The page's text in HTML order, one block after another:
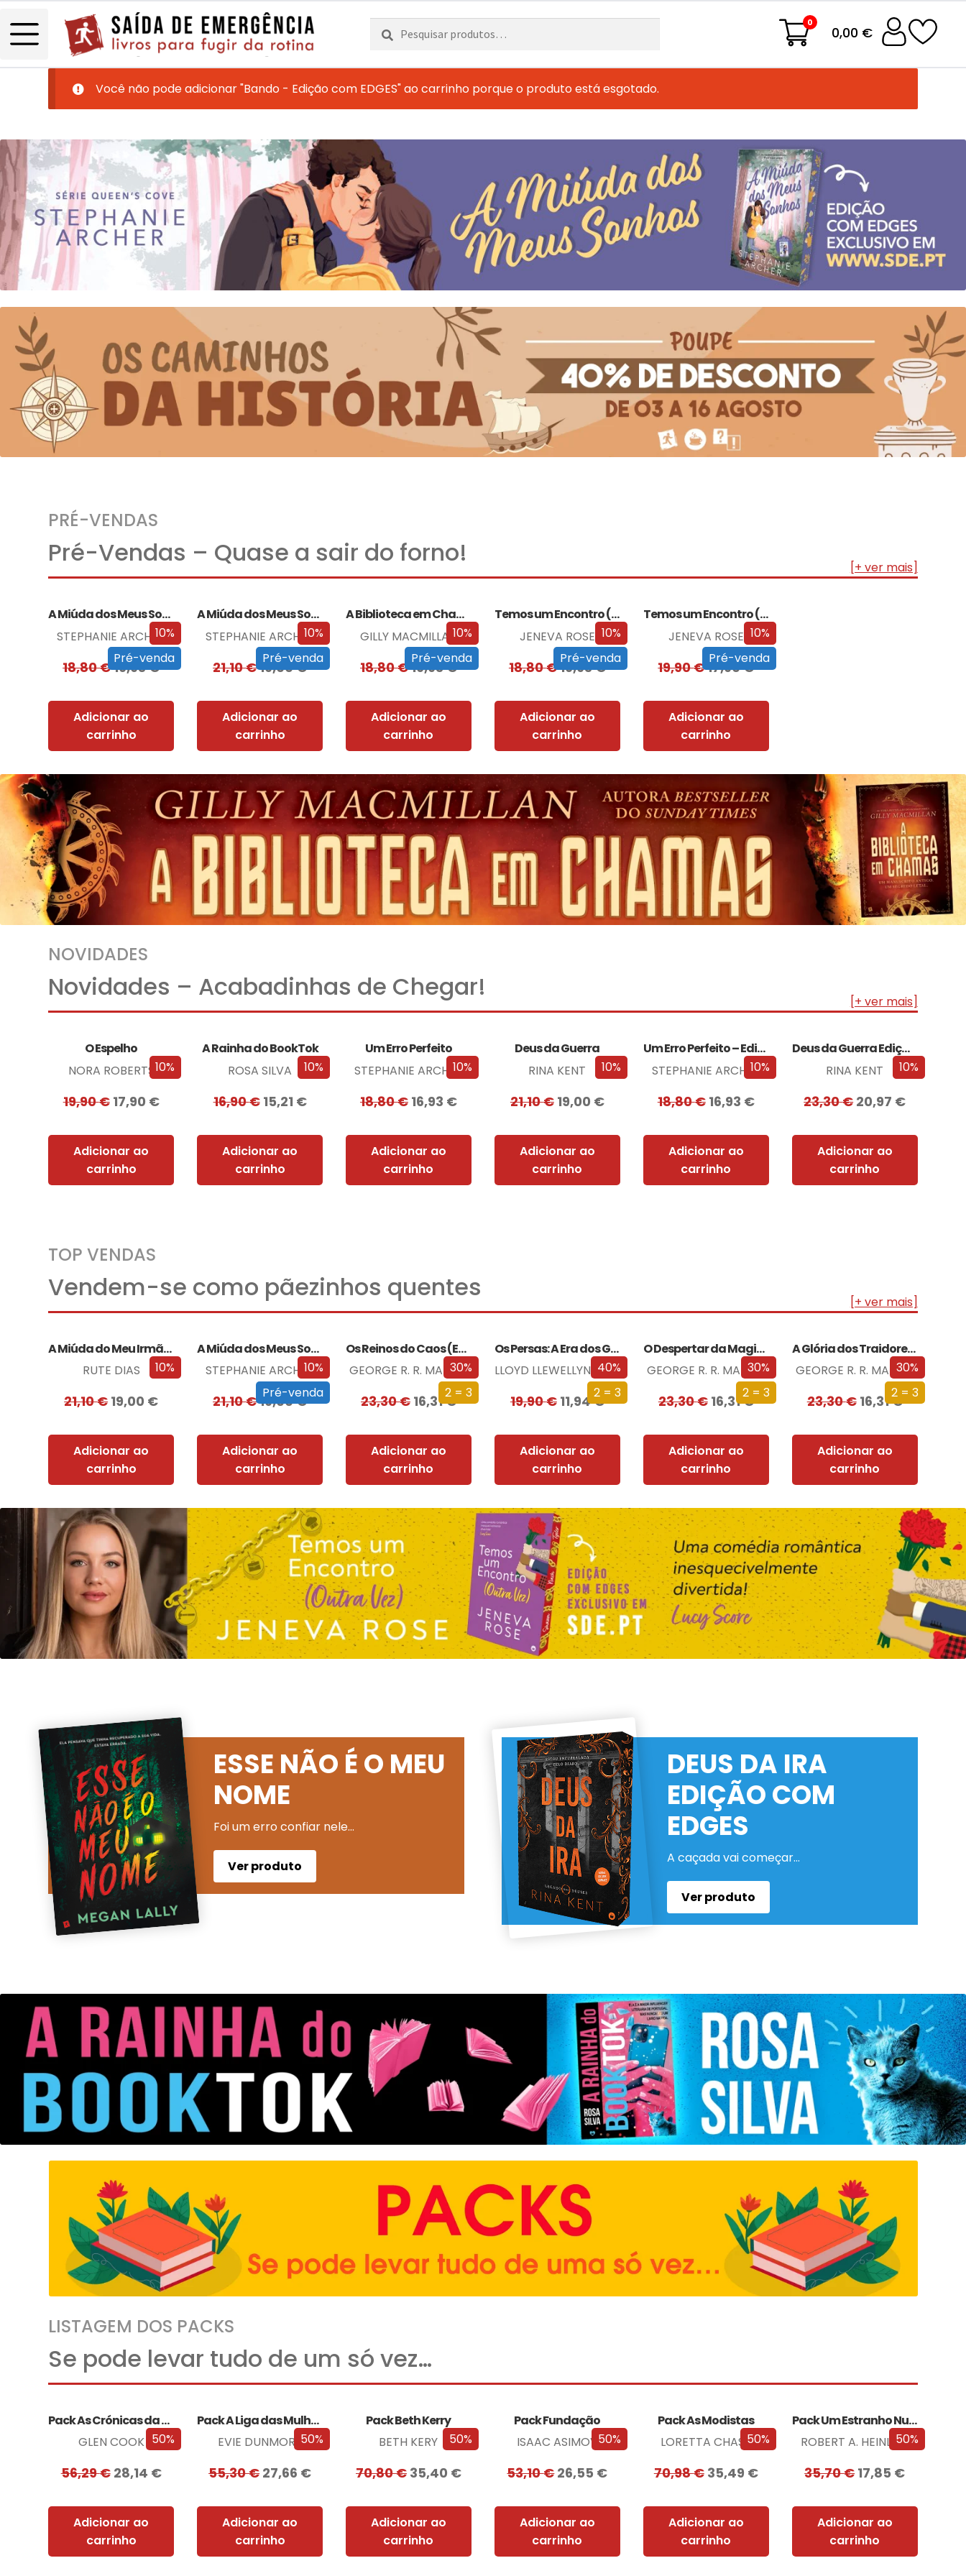
Pesquisar
por:
Pesquisa 0
0,00 €
Você não pode adicionar "Bando - Edição com EDGES" ao carrinho porque o produto está esgotado.
PRÉ-VENDAS
Pré-Vendas – Quase a sair do forno! [+ ver mais]
10%
Pré-venda
A Miúda dos Meus Sonhos
STEPHANIE ARCHER
18,80€16,93€
Adicionar ao
carrinho
10%
Pré-venda
A Miúda dos Meus Sonhos – Edição…
STEPHANIE ARCHER
21,10€19,00€
Adicionar ao
carrinho
10%
Pré-venda
A Biblioteca em Chamas
GILLY MACMILLAN
18,80€16,93€
Adicionar ao
carrinho
10%
Pré-venda
Temos um Encontro (Outra Vez)
JENEVA ROSE
18,80€16,93€
Adicionar ao
carrinho
10%
Pré-venda
Temos um Encontro (Outra Vez) – Edição…
JENEVA ROSE
19,90€17,90€
Adicionar ao
carrinho
NOVIDADES
Novidades – Acabadinhas de Chegar! [+ ver mais]
10%
O Espelho
NORA ROBERTS
19,90€ 17,90 €
Adicionar ao
carrinho
10%
A Rainha do BookTok
ROSA SILVA
16,90€ 15,21 €
Adicionar ao
carrinho
10%
Um Erro Perfeito
STEPHANIE ARCHER
18,80€ 16,93 €
Adicionar ao
carrinho
10%
Deus da Guerra
RINA KENT
21,10€ 19,00 €
Adicionar ao
carrinho
10%
Um Erro Perfeito – Edição com EDGES
STEPHANIE ARCHER
18,80€ 16,93 €
Adicionar ao
carrinho
10%
Deus da Guerra Edição com EDGES
RINA KENT
23,30€20,97 €
Adicionar ao
carrinho
TOP VENDAS
Vendem-se como pãezinhos quentes [+ ver mais]
10%
A Miúda do Meu Irmão – Edição…
RUTE DIAS
21,10€19,00 €
Adicionar ao
carrinho
10%
Pré-venda
A Miúda dos Meus Sonhos – Edição…
STEPHANIE ARCHER
21,10€19,00€
Adicionar ao
carrinho
30%
2 = 3
Os Reinos do Caos (Edição especial limitada)
GEORGE R. R. MARTIN
23,30€ 16,31€
Adicionar ao
carrinho
40%
2 = 3
Os Persas: A Era dos Grandes Reis
LLOYD LLEWELLYN-JONES
19,90€ 11,94€
Adicionar ao
carrinho
30%
2 = 3
O Despertar da Magia (Edição especial limitada)
GEORGE R. R. MARTIN
23,30€ 16,31€
Adicionar ao
carrinho
30%
2 = 3
A Glória dos Traidores (Edição especial limitada)
GEORGE R. R. MARTIN
23,30€ 16,31€
Adicionar ao
carrinho
ESSE NÃO É O MEU
NOME
Foi um erro confiar nele…
Ver produto
DEUS DA IRA
EDIÇÃO COM
EDGES
A caçada vai começar…
Ver produto
LISTAGEM DOS PACKS
Se pode levar tudo de um só vez…
50%
Pack As Crónicas da Companhia Negra
GLEN COOK
56,29€ 28,14 €
Adicionar ao
carrinho
50%
Pack A Liga das Mulheres Extraordinárias
EVIE DUNMORE
55,30€ 27,66 €
Adicionar ao
carrinho
50%
Pack Beth Kerry
BETH KERY
70,80€ 35,40 €
Adicionar ao
carrinho
50%
Pack Fundação
ISAAC ASIMOV
53,10€26,55 €
Adicionar ao
carrinho
50%
Pack As Modistas
LORETTA CHASE
70,98€ 35,49 €
Adicionar ao
carrinho
50%
Pack Um Estranho Numa Terra Estranha
ROBERT A. HEINLEIN
35,70€17,85 €
Adicionar ao
carrinho